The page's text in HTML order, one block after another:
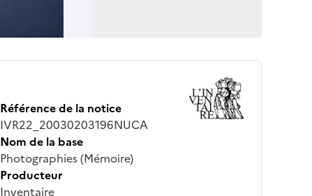
Référence de la notice
IVR22_20030203196NUCA
Nom de la base
Photographies (Mémoire)
Producteur
Inventaire